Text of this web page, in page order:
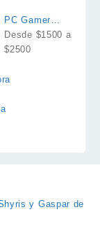
PC Gamer
Intel Core
Desde $1500 a
$2500
y Gaspar de